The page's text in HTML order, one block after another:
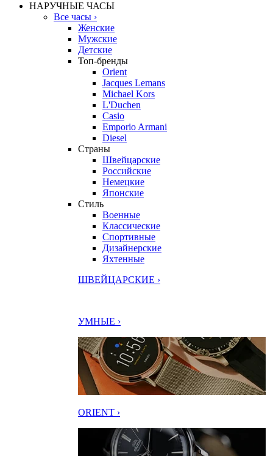
НАРУЧНЫЕ ЧАСЫ
Все часы ›
Женские
Мужские
Детские
Топ-бренды
Orient
Jacques Lemans
Michael Kors
L'Duchen
Casio
Emporio Armani
Diesel
Страны
Швейцарские
Российские
Немецкие
Японские
Стиль
Военные
Классические
Спортивные
Дизайнерские
Яхтенные
ШВЕЙЦАРСКИЕ ›
УМНЫЕ ›
ORIENT ›